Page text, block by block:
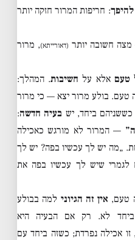
להיפך: חריפות המרור חזקה יותר
חשובה יותר (דאורייתא), מרור
טעם אלא על חשיבות. המהלך:
טעם. בולע מרור יצא — כי מרור
ביחד, יש בעיה חדשה:
— המרור לא מורגש כאכילה
„מה יש לך עכשיו בפה? יש לך
שיש לך עכשיו בפה את
טעם, אין זה הגיוני למה בבולע
לא. רק אם הבעיה היא
אכילה נפרדת; כשזה ביחד עם